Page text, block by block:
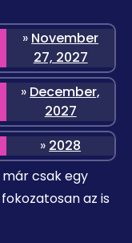
» November
27, 2027
» December,
2027
» 2028
csak egy
az is